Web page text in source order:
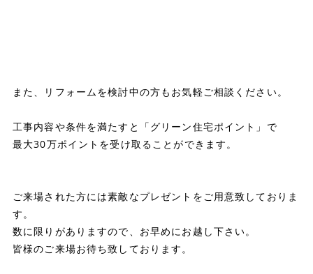
また、リフォームを検討中の方もお気軽ご相談ください。
工事内容や条件を満たすと「グリーン住宅ポイント」で
最大30万ポイントを受け取ることができます。
ご来場された方には素敵なプレゼントをご用意致しておりま
す。
数に限りがありますので、お早めにお越し下さい。
皆様のご来場お待ち致しております。